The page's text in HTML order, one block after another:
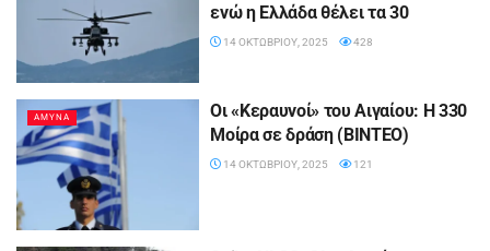
ενώ η Ελλάδα θέλει τα 30
14 ΟΚΤΩΒΡΊΟΥ, 2025 428
ΑΜΥΝΑ
Οι «Κεραυνοί» του Αιγαίου: Η 330
Mοίρα σε δράση (ΒΙΝΤΕΟ)
14 ΟΚΤΩΒΡΊΟΥ, 2025 121